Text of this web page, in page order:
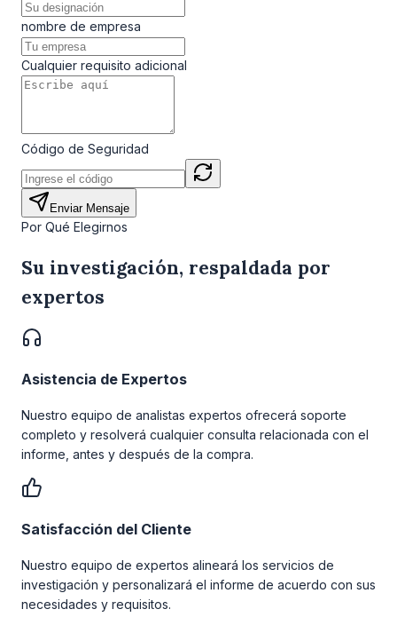
nombre de empresa
Cualquier requisito adicional
Código de Seguridad
Enviar Mensaje
Por Qué Elegirnos
Su investigación, respaldada por
expertos
Asistencia de Expertos
Nuestro equipo de analistas expertos ofrecerá soporte
completo y resolverá cualquier consulta relacionada con el
informe, antes y después de la compra.
Satisfacción del Cliente
Nuestro equipo de expertos alineará los servicios de
investigación y personalizará el informe de acuerdo con sus
necesidades y requisitos.